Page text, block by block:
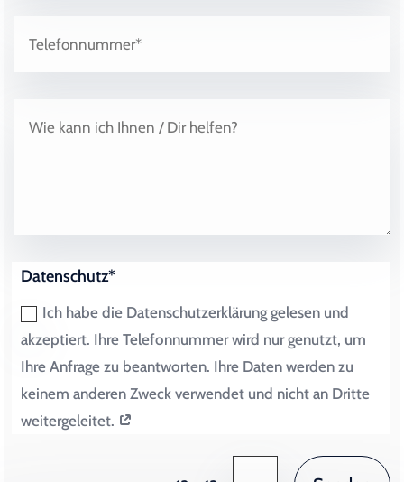
Datenschutz*
Ich habe die Datenschutzerklärung gelesen und
akzeptiert. Ihre Telefonnummer wird nur genutzt, um
Ihre Anfrage zu beantworten. Ihre Daten werden zu
keinem anderen Zweck verwendet und nicht an Dritte
weitergeleitet.